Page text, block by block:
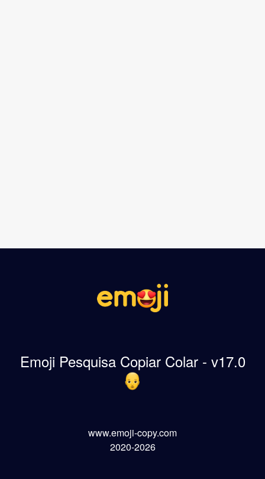
Emoji Pesquisa Copiar Colar - v17.0
www.emoji-copy.com
2020-2026